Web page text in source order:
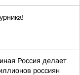
Россия делает
россиян